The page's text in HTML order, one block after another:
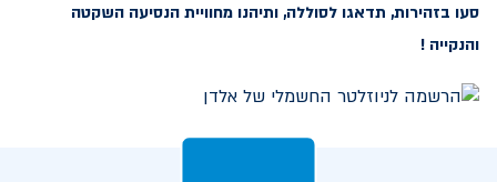
סעו בזהירות, תדאגו לסוללה, ותיהנו מחוויית הנסיעה השקטה
והנקייה !